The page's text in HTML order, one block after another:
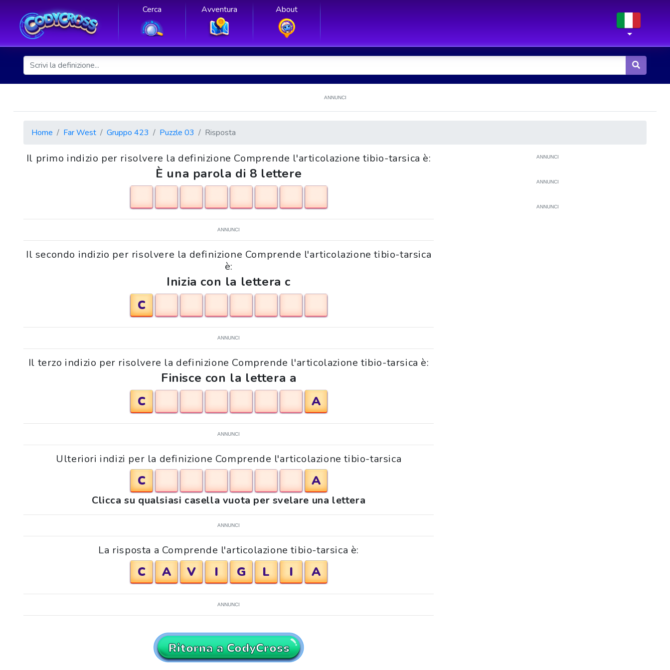
Cerca Avventura About
ANNUNCI
Home Far West Gruppo 423 Puzzle 03 Risposta
Il primo indizio per risolvere la definizione Comprende l'articolazione tibio-tarsica è:
È una parola di 8 lettere
ANNUNCI
Il secondo indizio per risolvere la definizione Comprende l'articolazione tibio-tarsica
è:
Inizia con la lettera c
C
ANNUNCI
Il terzo indizio per risolvere la definizione Comprende l'articolazione tibio-tarsica è:
Finisce con la lettera a
C
A
ANNUNCI
Ulteriori indizi per la definizione Comprende l'articolazione tibio-tarsica
C A
Clicca su qualsiasi casella vuota per svelare una lettera
ANNUNCI
La risposta a Comprende l'articolazione tibio-tarsica è:
C A V I G L I A
ANNUNCI
Ritorna a CodyCross
ANNUNCI
ANNUNCI
ANNUNCI